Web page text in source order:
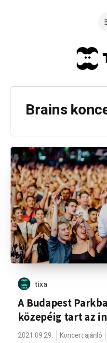
Brains
tixa
A Budapest
közepéig tart az
2021.09.29. Koncert ajánló